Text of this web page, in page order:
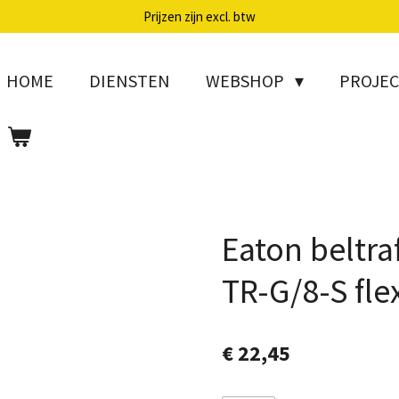
Prijzen zijn excl. btw
HOME DIENSTEN WEBSHOP
Eaton
TR-G/8-S
€ 22,45